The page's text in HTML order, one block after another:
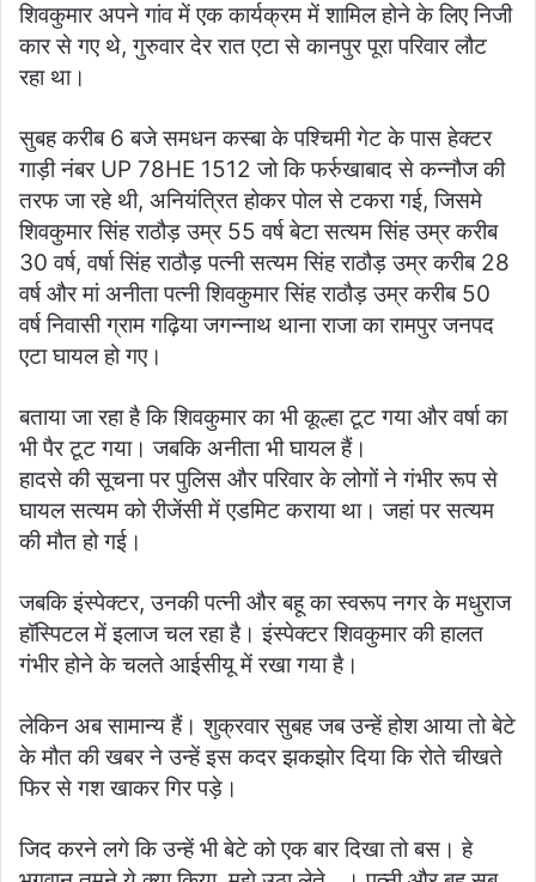
शिवकुमार अपने गांव में एक कार्यक्रम में शामिल होने के लिए निजी
कार से गए थे, गुरुवार देर रात एटा से कानपुर पूरा परिवार लौट
रहा था।
सुबह करीब 6 बजे समधन कस्बा के पश्चिमी गेट के पास हेक्टर
गाड़ी नंबर UP 78HE 1512 जो कि फर्रुखाबाद से कन्नौज की
तरफ जा रहे थी, अनियंत्रित होकर पोल से टकरा गई, जिसमे
शिवकुमार सिंह राठौड़ उम्र 55 वर्ष बेटा सत्यम सिंह उम्र करीब
30 वर्ष, वर्षा सिंह राठौड़ पत्नी सत्यम सिंह राठौड़ उम्र करीब 28
वर्ष और मां अनीता पत्नी शिवकुमार सिंह राठौड़ उम्र करीब 50
वर्ष निवासी ग्राम गढ़िया जगन्नाथ थाना राजा का रामपुर जनपद
एटा घायल हो गए।
बताया जा रहा है कि शिवकुमार का भी कूल्हा टूट गया और वर्षा का
भी पैर टूट गया। जबकि अनीता भी घायल हैं।
हादसे की सूचना पर पुलिस और परिवार के लोगों ने गंभीर रूप से
घायल सत्यम को रीजेंसी में एडमिट कराया था। जहां पर सत्यम
की मौत हो गई।
जबकि इंस्पेक्टर, उनकी पत्नी और बहू का स्वरूप नगर के मधुराज
हॉस्पिटल में इलाज चल रहा है। इंस्पेक्टर शिवकुमार की हालत
गंभीर होने के चलते आईसीयू में रखा गया है।
लेकिन अब सामान्य हैं। शुक्रवार सुबह जब उन्हें होश आया तो बेटे
के मौत की खबर ने उन्हें इस कदर झकझोर दिया कि रोते चीखते
फिर से गश खाकर गिर पड़े।
जिद करने लगे कि उन्हें भी बेटे को एक बार दिखा तो बस। हे